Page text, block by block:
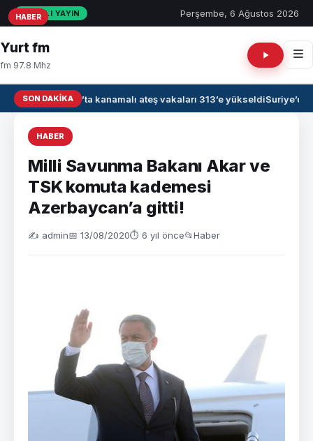
CANLI YAYIN Perşembe, 6 Ağustos 2026
Yurt fm
fm 97.8 Mhz
SON DAKIKAIrak’ta kanamalı ateş vakaları 313’e yükseldiSuriye’de
HABER
Milli Savunma Bakanı Akar ve
TSK komuta kademesi
Azerbaycan’a gitti!
✍️ admin📅 13/08/2020⏱ 6 yıl önce📂Haber
HABER
HABER
HABER